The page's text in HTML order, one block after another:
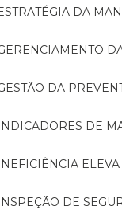
ESTRATÉGIA DA
GERENCIAMENTO
GESTÃO DA
INDICADORES DE
INEFICIÊNCIA
INSPEÇÃO DE